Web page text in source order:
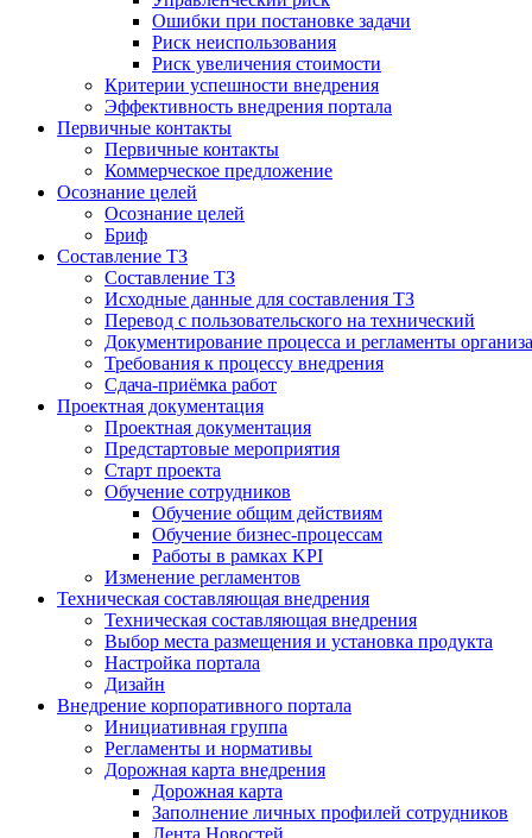
Ошибки при постановке задачи
Риск неиспользования
Риск увеличения стоимости
Критерии успешности внедрения
Эффективность внедрения портала
Первичные контакты
Первичные контакты
Коммерческое предложение
Осознание целей
Осознание целей
Бриф
Составление ТЗ
Составление ТЗ
Исходные данные для составления ТЗ
Перевод с пользовательского на технический
Документирование процесса и регламенты
Требования к процессу внедрения
Сдача-приёмка работ
Проектная документация
Проектная документация
Предстартовые мероприятия
Старт проекта
Обучение сотрудников
Обучение общим действиям
Обучение бизнес-процессам
Работы в рамках KPI
Изменение регламентов
Техническая составляющая внедрения
Техническая составляющая внедрения
Выбор места размещения и установка продукта
Настройка портала
Дизайн
Внедрение корпоративного портала
Инициативная группа
Регламенты и нормативы
Дорожная карта внедрения
Дорожная карта
Заполнение личных профилей сотрудников
Лента Новостей